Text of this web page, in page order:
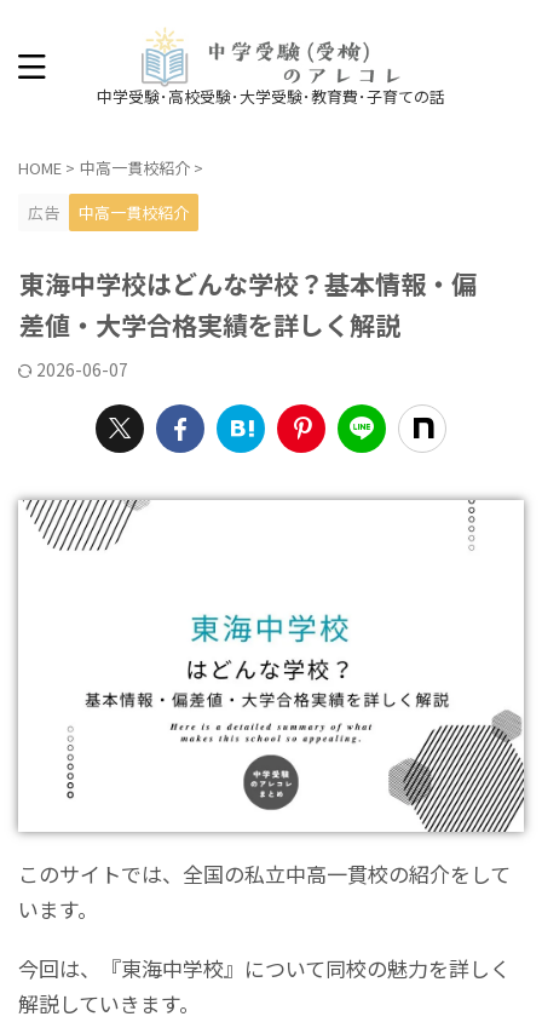
中学受験･高校受験･大学受験･教育費･子育ての話
HOME > 中高一貫校紹介 >
広告
中高一貫校紹介
東海中学校はどんな学校？基本情報・偏
差値・大学合格実績を詳しく解説
2026-06-07
このサイトでは、全国の私立中高一貫校の紹介をして
います。
今回は、『東海中学校』について同校の魅力を詳しく
解説していきます。